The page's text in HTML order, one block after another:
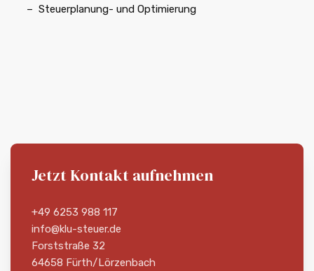
Steuerplanung- und Optimierung
Jetzt Kontakt aufnehmen
+49 6253 988 117
info@klu-steuer.de
Forststraße 32
64658 Fürth/Lörzenbach